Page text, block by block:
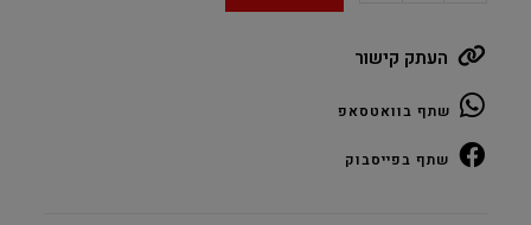
1TB
5000/3000MBs
SSD
NVME
העתק קישור
שתף בוואטסאפ
שתף בפייסבוק